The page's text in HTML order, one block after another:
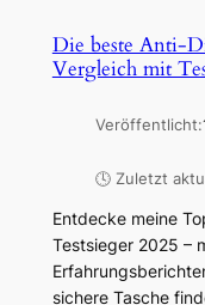
Die beste Anti-
Vergleich mit
Veröffentlicht:
🕓 Zuletzt
Entdecke meine
Testsieger 2025 –
sichere Tasche